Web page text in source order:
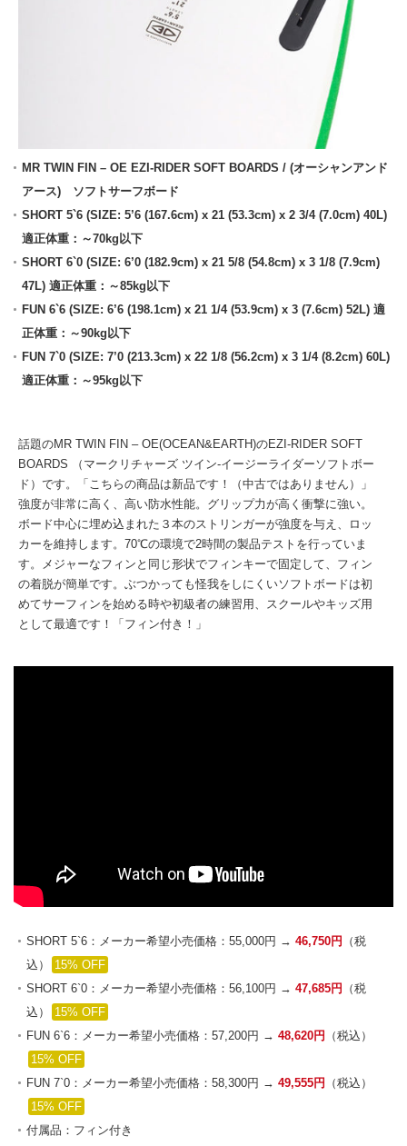
MR TWIN FIN – OE EZI-RIDER SOFT BOARDS / (オーシャンアンド
アース) ソフトサーフボード
SHORT 5`6 (SIZE: 5’6 (167.6cm) x 21 (53.3cm) x 2 3/4 (7.0cm) 40L)
適正体重：～70kg以下
SHORT 6`0 (SIZE: 6’0 (182.9cm) x 21 5/8 (54.8cm) x 3 1/8 (7.9cm)
47L) 適正体重：～85kg以下
FUN 6`6 (SIZE: 6’6 (198.1cm) x 21 1/4 (53.9cm) x 3 (7.6cm) 52L) 適
正体重：～90kg以下
FUN 7`0 (SIZE: 7’0 (213.3cm) x 22 1/8 (56.2cm) x 3 1/4 (8.2cm) 60L)
適正体重：～95kg以下
話題のMR TWIN FIN – OE(OCEAN&EARTH)のEZI-RIDER SOFT
BOARDS （マークリチャーズ ツイン-イージーライダーソフトボー
ド）です。「こちらの商品は新品です！（中古ではありません）」
強度が非常に高く、高い防水性能。グリップ力が高く衝撃に強い。
ボード中心に埋め込まれた３本のストリンガーが強度を与え、ロッ
カーを維持します。70℃の環境で2時間の製品テストを行っていま
す。メジャーなフィンと同じ形状でフィンキーで固定して、フィン
の着脱が簡単です。ぶつかっても怪我をしにくいソフトボードは初
めてサーフィンを始める時や初級者の練習用、スクールやキッズ用
として最適です！「フィン付き！」
SHORT 5`6：メーカー希望小売価格：55,000円 → 46,750円
（税
込）
15% OFF
SHORT 6`0：メーカー希望小売価格：56,100円 → 47,685円
（税
込）
15% OFF
FUN 6`6：メーカー希望小売価格：57,200円 → 48,620円
（税込）
15% OFF
FUN 7`0：メーカー希望小売価格：58,300円 → 49,555円
（税込）
15% OFF
付属品：フィン付き